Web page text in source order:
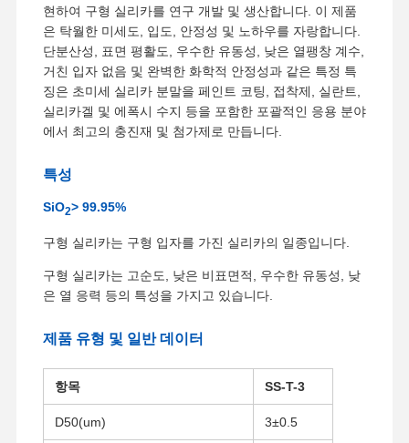
현하여 구형 실리카를 연구 개발 및 생산합니다. 이 제품
은 탁월한 미세도, 입도, 안정성 및 노하우를 자랑합니다.
단분산성, 표면 평활도, 우수한 유동성, 낮은 열팽창 계수,
거친 입자 없음 및 완벽한 화학적 안정성과 같은 특정 특
징은 초미세 실리카 분말을 페인트 코팅, 접착제, 실란트,
실리카겔 및 에폭시 수지 등을 포함한 포괄적인 응용 분야
에서 최고의 충진재 및 첨가제로 만듭니다.
특성
SiO2> 99.95%
구형 실리카는 구형 입자를 가진 실리카의 일종입니다.
구형 실리카는 고순도, 낮은 비표면적, 우수한 유동성, 낮
은 열 응력 등의 특성을 가지고 있습니다.
제품 유형 및 일반 데이터
항목 SS-T-3
D50(um) 3±0.5